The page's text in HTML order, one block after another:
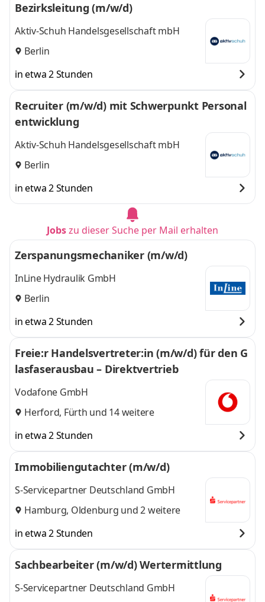
Bezirksleitung (m/w/d)
Aktiv-Schuh Handelsgesellschaft mbH
Berlin
in etwa 2 Stunden
Recruiter (m/w/d) mit Schwerpunkt Personal
entwicklung
Aktiv-Schuh Handelsgesellschaft mbH
Berlin
in etwa 2 Stunden
Jobszu dieser Suche per Mail erhalten
Zerspanungsmechaniker (m/w/d)
InLine Hydraulik GmbH
Berlin
in etwa 2 Stunden
Freie:r Handelsvertreter:in (m/w/d) für den G
lasfaserausbau – Direktvertrieb
Vodafone GmbH
Herford, Fürth und 14 weitere
in etwa 2 Stunden
Immobiliengutachter (m/w/d)
S-Servicepartner Deutschland GmbH
Hamburg, Oldenburg und 2 weitere
in etwa 2 Stunden
Sachbearbeiter (m/w/d) Wertermittlung
S-Servicepartner Deutschland GmbH